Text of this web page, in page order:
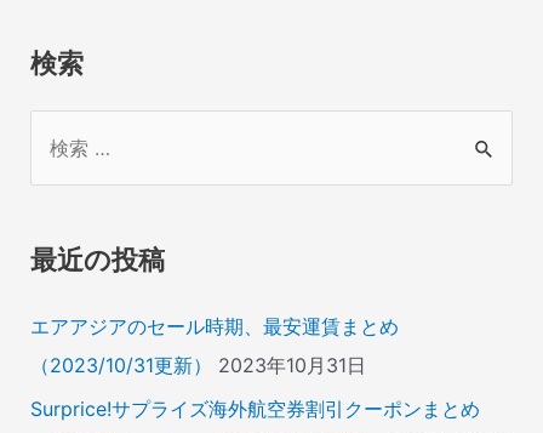
検索
象
最近の投稿
エアアジアのセール時期、最安運賃まとめ
（2023/10/31更新）
2023年10月31日
Surprice!サプライズ海外航空券割引クーポンまとめ